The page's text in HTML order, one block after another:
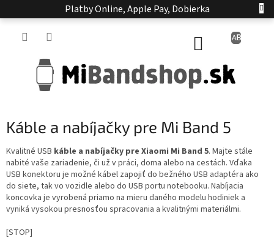
na
Platby Online, Apple Pay, Dobierka
NÁKUPNÝ
Káble a nabíjačky pre Mi Band 5
Kvalitné USB káble a nabíjačky pre Xiaomi Mi Band 5. Majte stále
nabité vaše zariadenie, či už v práci, doma alebo na cestách. Vďaka
USB konektoru je možné kábel zapojiť do bežného USB adaptéra ako
do siete, tak vo vozidle alebo do USB portu notebooku. Nabíjacia
koncovka je vyrobená priamo na mieru daného modelu hodiniek a
vyniká vysokou presnosťou spracovania a kvalitnými materiálmi.
[STOP]